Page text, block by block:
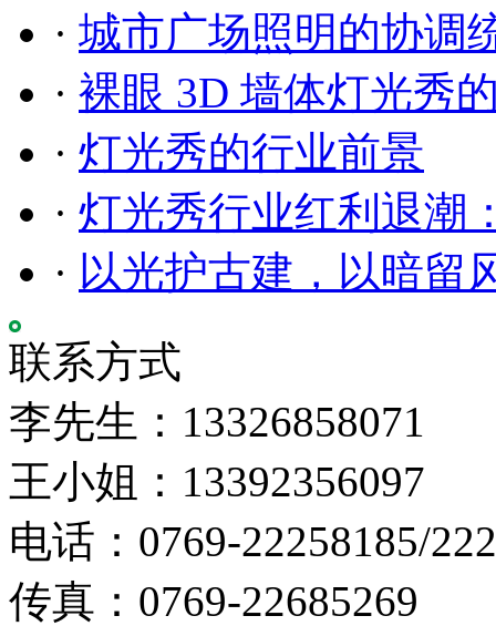
· 城市广场照明的协调
· 裸眼 3D 墙体灯光秀
· 灯光秀的行业前景
· 灯光秀行业红利退潮
· 以光护古建，以暗留
联系方式
李先生：13326858071
王小姐：13392356097
电话：0769-22258185/
传真：0769-22685269